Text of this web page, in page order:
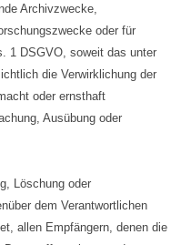
Archivzwecke,
oder für
1 DSGVO, soweit das unter
die Verwirklichung der
oder ernsthaft
Ausübung oder
Löschung oder
dem Verantwortlichen
allen Empfängern, denen die